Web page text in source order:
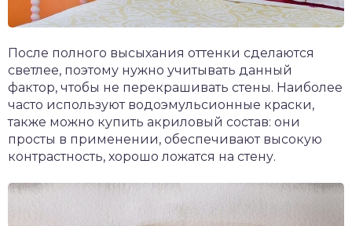
После полного высыхания оттенки сделаются
светлее, поэтому нужно учитывать данный
фактор, чтобы не перекрашивать стены. Наиболее
часто используют водоэмульсионные краски,
также можно купить акриловый состав: они
просты в применении, обеспечивают высокую
контрастность, хорошо ложатся на стену.